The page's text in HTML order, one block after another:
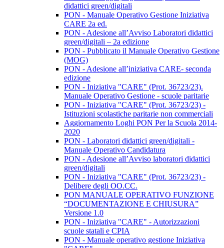
didattici green/digitali
PON - Manuale Operativo Gestione Iniziativa
CARE 2a ed.
PON - Adesione all’Avviso Laboratori didattici
green/digitali – 2a edizione
PON - Pubblicato il Manuale Operativo Gestione
(MOG)
PON - Adesione all’iniziativa CARE- seconda
edizione
PON - Iniziativa "CARE" (Prot. 36723/23).
Manuale Operativo Gestione - scuole paritarie
PON - Iniziativa "CARE" (Prot. 36723/23) -
Istituzioni scolastiche paritarie non commerciali
Aggiornamento Loghi PON Per la Scuola 2014-
2020
PON - Laboratori didattici green/digitali -
Manuale Operativo Candidatura
PON - Adesione all’Avviso laboratori didattici
green/digitali
PON - Iniziativa "CARE" (Prot. 36723/23) -
Delibere degli OO.CC.
PON MANUALE OPERATIVO FUNZIONE
“DOCUMENTAZIONE E CHIUSURA”
Versione 1.0
PON - Iniziativa "CARE" - Autorizzazioni
scuole statali e CPIA
PON - Manuale operativo gestione Iniziativa